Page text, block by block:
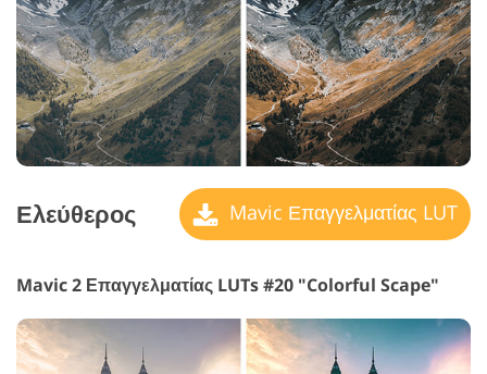
Ελεύθερος Mavic Επαγγελματίας LUT
Mavic 2 Επαγγελματίας LUTs #20 "Colorful Scape"